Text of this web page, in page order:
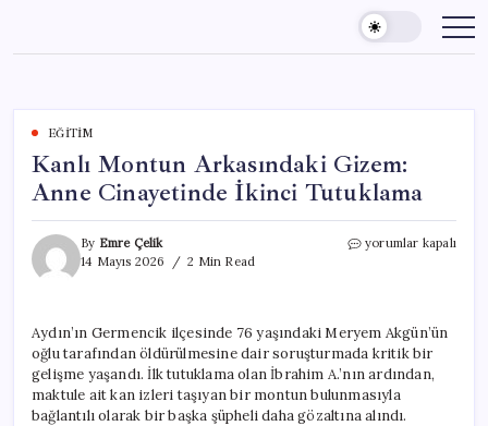
content
EĞITIM
Kanlı Montun Arkasındaki Gizem:
Anne Cinayetinde İkinci Tutuklama
By Emre Çelik
14 Mayıs 2026
2 Min Read
Kanlı
Cinayetinde
İkinci
Tutuklama
için
yorumlar kapalı
Aydın’ın Germencik ilçesinde 76 yaşındaki Meryem Akgün’ün
oğlu tarafından öldürülmesine dair soruşturmada kritik bir
gelişme yaşandı. İlk tutuklama olan İbrahim A.’nın ardından,
maktule ait kan izleri taşıyan bir montun bulunmasıyla
bağlantılı olarak bir başka şüpheli daha gözaltına alındı.